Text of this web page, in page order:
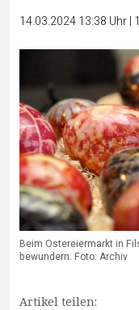
14.03.2024 13:38 Uhr| 1
Beim Ostereiermarkt in
bewundern. Foto: Archiv
Artikel teilen: